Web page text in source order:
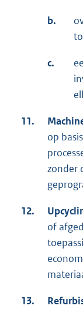
b.
c.
11.
op
zonder
12.
of
13.